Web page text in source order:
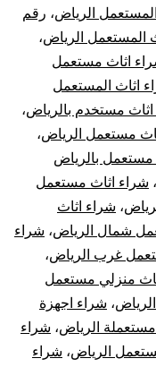
الرياض، رقم
المستعمل الرياض،
اثاث مستعمل
اثاث المستعمل
مستخدم بالرياض،
مستعمل الرياض،
مستعمل بالرياض
، شراء اثاث مستعمل
، شراء اثاث
شمال الرياض، شراء
غرب الرياض،
منزلي مستعمل
، شراء اجهزة
الرياض، شراء
الرياض، شراء